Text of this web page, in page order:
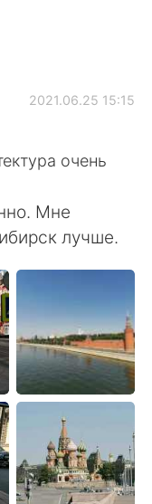
2021.06.25 15:15
очень
Мне
лучше.